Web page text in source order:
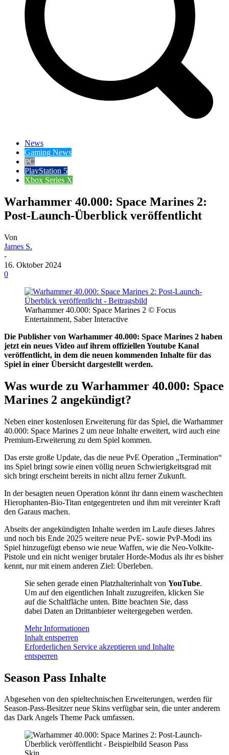
News
Gaming News
PC
PlayStation 5
Xbox Series X
Warhammer 40.000: Space Marines 2:
Post-Launch-Überblick veröffentlicht
Von
James S.
-
16. Oktober 2024
0
Warhammer 40.000: Space Marines 2 © Focus
Entertainment, Saber Interactive
Die Publisher von Warhammer 40.000: Space Marines 2 haben
jetzt ein neues Video auf ihrem offiziellen Youtube Kanal
veröffentlicht, in dem die neuen kommenden Inhalte für das
Spiel in einer Übersicht dargestellt werden.
Was wurde zu Warhammer 40.000: Space
Marines 2 angekündigt?
Neben einer kostenlosen Erweiterung für das Spiel, die Warhammer
40.000: Space Marines 2 um neue Inhalte erweitert, wird auch eine
Premium-Erweiterung zu dem Spiel kommen.
Das erste große Update, das die neue PvE Operation „Termination“
ins Spiel bringt sowie einen völlig neuen Schwierigkeitsgrad mit
sich bringt erscheint bereits in nicht allzu ferner Zukunft.
In der besagten neuen Operation könnt ihr dann einem waschechten
Hierophanten-Bio-Titan entgegentreten und ihm mit vereinter Kraft
den Garaus machen.
Abseits der angekündigten Inhalte werden im Laufe dieses Jahres
und noch bis Ende 2025 weitere neue PvE- sowie PvP-Modi ins
Spiel hinzugefügt ebenso wie neue Waffen, wie die Neo-Volkite-
Pistole und ein nicht weniger brutaler Horde-Modus als ihr es bisher
kennt, nur mit einem anderen Ziel: Überleben.
Sie sehen gerade einen Platzhalterinhalt von YouTube.
Um auf den eigentlichen Inhalt zuzugreifen, klicken Sie
auf die Schaltfläche unten. Bitte beachten Sie, dass
dabei Daten an Drittanbieter weitergegeben werden.
Mehr Informationen
Inhalt entsperren
Erforderlichen Service akzeptieren und Inhalte
entsperren
Season Pass Inhalte
Abgesehen von den spieltechnischen Erweiterungen, werden für
Season-Pass-Besitzer neue Skins verfügbar sein, die unter anderem
das Dark Angels Theme Pack umfassen.